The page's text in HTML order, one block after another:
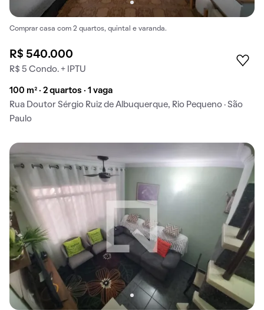
Comprar casa com 2 quartos, quintal e varanda.
R$ 540.000
R$ 5 Condo. + IPTU
100 m² · 2 quartos · 1 vaga
Rua Doutor Sérgio Ruiz de Albuquerque, Rio Pequeno · São
Paulo